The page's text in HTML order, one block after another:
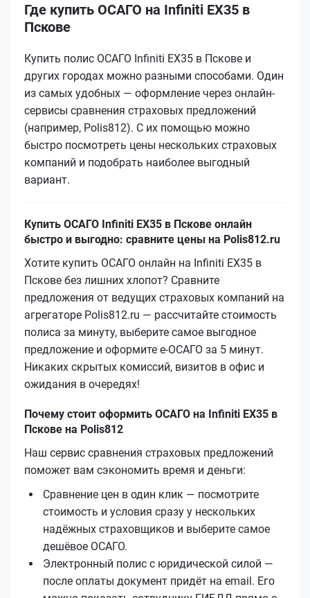
Где купить ОСАГО на Infiniti EX35 в
Пскове
Купить полис ОСАГО Infiniti EX35 в Пскове и
других городах можно разными способами. Один
из самых удобных — оформление через онлайн-
сервисы сравнения страховых предложений
(например, Polis812). С их помощью можно
быстро посмотреть цены нескольких страховых
компаний и подобрать наиболее выгодный
вариант.
Купить ОСАГО Infiniti EX35 в Пскове онлайн
быстро и выгодно: сравните цены на Polis812.ru
Хотите купить ОСАГО онлайн на Infiniti EX35 в
Пскове без лишних хлопот? Сравните
предложения от ведущих страховых компаний на
агрегаторе Polis812.ru — рассчитайте стоимость
полиса за минуту, выберите самое выгодное
предложение и оформите е‑ОСАГО за 5 минут.
Никаких скрытых комиссий, визитов в офис и
ожидания в очередях!
Почему стоит оформить ОСАГО на Infiniti EX35 в
Пскове на Polis812
Наш сервис сравнения страховых предложений
поможет вам сэкономить время и деньги:
Сравнение цен в один клик — посмотрите
стоимость и условия сразу у нескольких
надёжных страховщиков и выберите самое
дешёвое ОСАГО.
Электронный полис с юридической силой —
после оплаты документ придёт на email. Его